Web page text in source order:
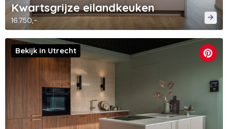
Kwartsgrijze eilandkeuken
16.750,-
Bekijk in Utrecht